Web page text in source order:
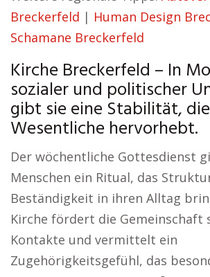
Breckerfeld | Human Design
Schamane Breckerfeld
Kirche Breckerfeld – In
sozialer und politischer
gibt sie eine Stabilität,
Wesentliche hervorhebt.
Der wöchentliche Gottesdienst
Menschen ein Ritual, das
Beständigkeit in ihren Alltag
Kirche fördert die Gemeinschaft
Kontakte und vermittelt ein
Zugehörigkeitsgefühl, das